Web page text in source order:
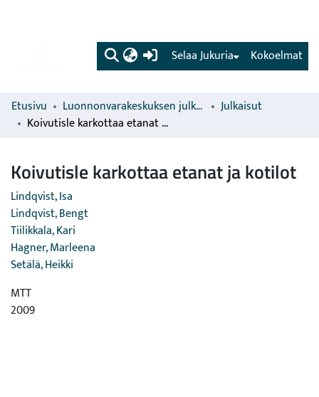
(current) Kokoelmat
Selaa Jukuria
Etusivu Luonnonvarakeskuksen julkaisut
Julkaisut
Koivutisle karkottaa etanat ja kotilot
Koivutisle karkottaa etanat ja kotilot
Lindqvist, Isa
Lindqvist, Bengt
Tiilikkala, Kari
Hagner, Marleena
Setälä, Heikki
MTT
2009